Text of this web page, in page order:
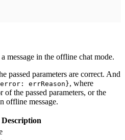
message in the offline chat mode.
passed parameters are correct. And
errReason}, where
the passed parameters, or the
offline message.
Description